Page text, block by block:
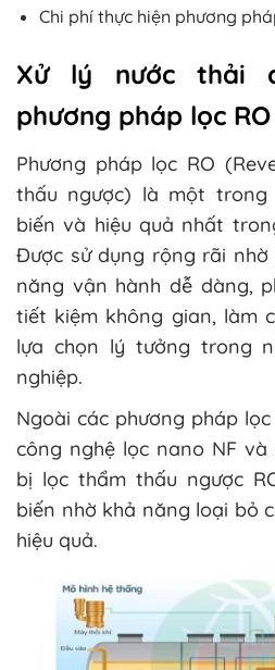
Chi phí thực hiện phương
Xử lý ​nước thải
phương pháp lọc RO
Phương pháp lọc RO
thấu ngược) là một
biến và hiệu quả nhất
Được sử dụng rộng rãi
năng vận hành dễ dàng,
tiết kiệm không gian, làm
lựa chọn lý tưởng trong
nghiệp.
Ngoài các phương pháp
công nghệ lọc nano NF
bị lọc thẩm thấu ngược
biến nhờ khả năng loại bỏ
hiệu quả.